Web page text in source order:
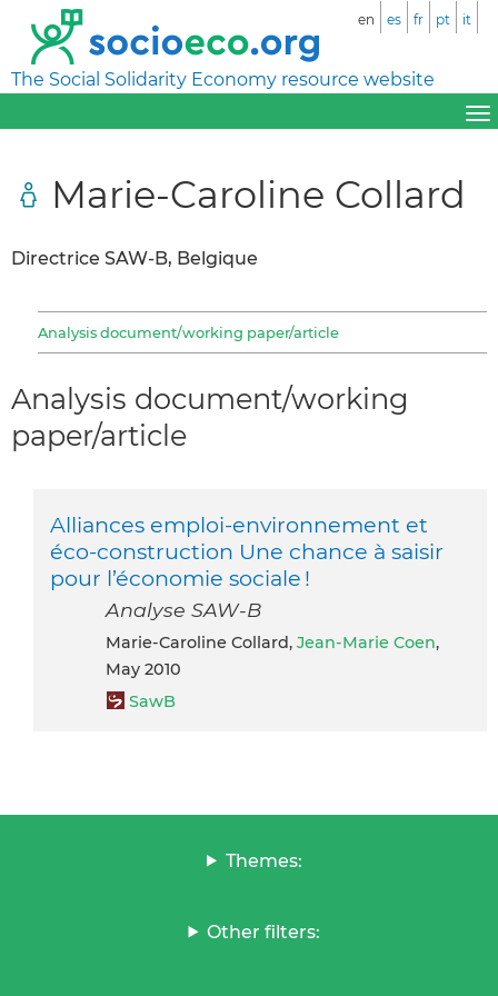
The Social Solidarity Economy resource website
en es fr pt it
Marie-Caroline Collard
Directrice SAW-B, Belgique
Analysis document/working paper/article
Analysis document/working
paper/article
Alliances emploi-environnement et
éco-construction Une chance à saisir
pour l’économie sociale !
Analyse SAW-B
Marie-Caroline Collard, Jean-Marie Coen,
May 2010
SawB
Themes:
Other filters: